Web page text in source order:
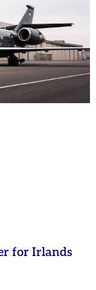
for Irlands